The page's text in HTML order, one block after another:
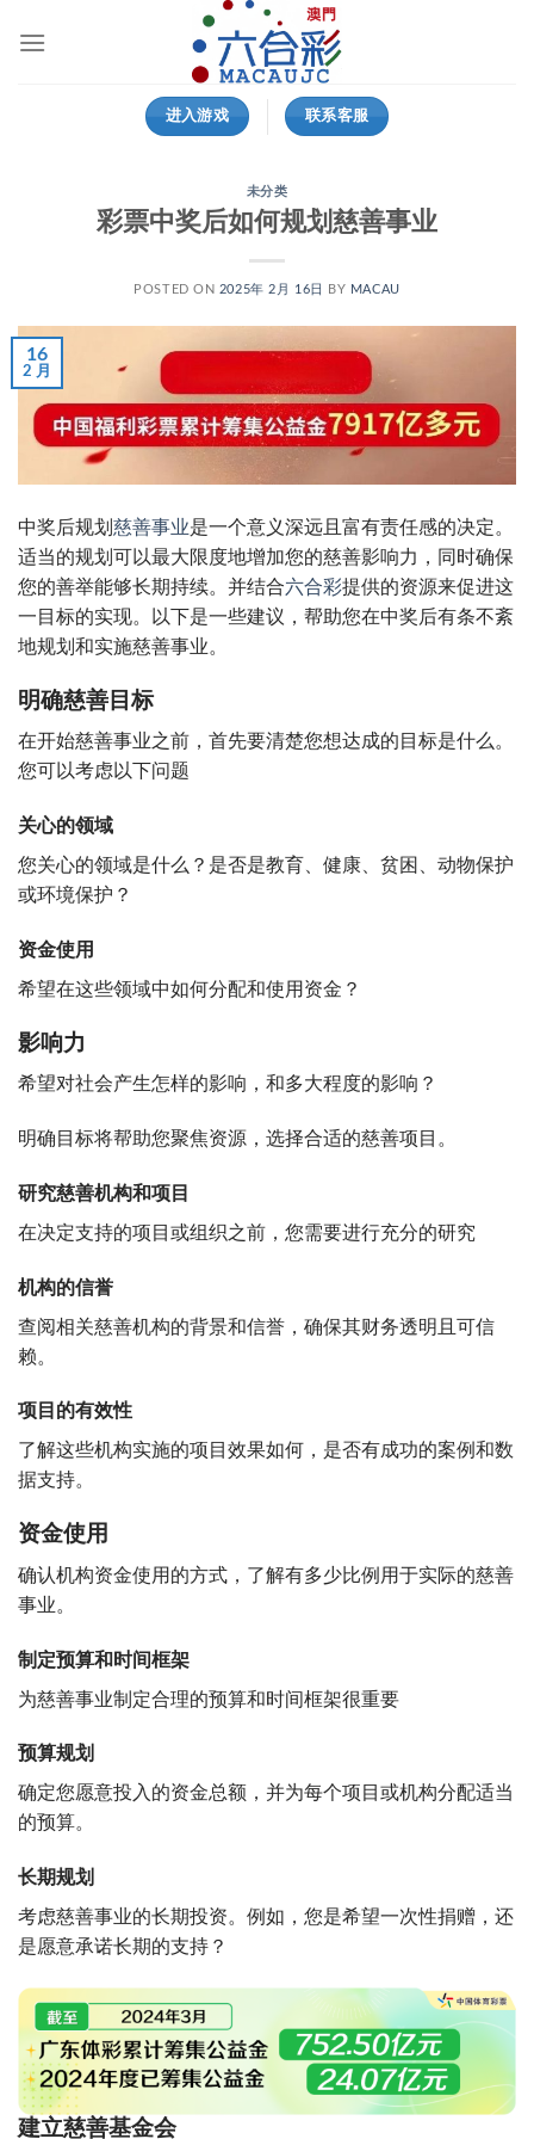
进入游戏 联系客服
未分类
彩票中奖后如何规划慈善事业
POSTED ON 2025年 2月 16日 BY MACAU
16
2 月
中奖后规划 慈善事业是一个意义深远且富有责任感的决定。
适当的规划可以最大限度地增加您的慈善影响力，同时确保
您的善举能够长期持续。并结合六合彩提供的资源来促进这
一目标的实现。以下是一些建议，帮助您在中奖后有条不紊
地规划和实施慈善事业。
明确慈善目标
在开始慈善事业之前，首先要清楚您想达成的目标是什么。
您可以考虑以下问题
关心的领域
您关心的领域是什么？是否是教育、健康、贫困、动物保护
或环境保护？
资金使用
希望在这些领域中如何分配和使用资金？
影响力
希望对社会产生怎样的影响，和多大程度的影响？
明确目标将帮助您聚焦资源，选择合适的慈善项目。
研究慈善机构和项目
在决定支持的项目或组织之前，您需要进行充分的研究
机构的信誉
查阅相关慈善机构的背景和信誉，确保其财务透明且可信
赖。
项目的有效性
了解这些机构实施的项目效果如何，是否有成功的案例和数
据支持。
资金使用
确认机构资金使用的方式，了解有多少比例用于实际的慈善
事业。
制定预算和时间框架
为慈善事业制定合理的预算和时间框架很重要
预算规划
确定您愿意投入的资金总额，并为每个项目或机构分配适当
的预算。
长期规划
考虑慈善事业的长期投资。例如，您是希望一次性捐赠，还
是愿意承诺长期的支持？
建立慈善基金会